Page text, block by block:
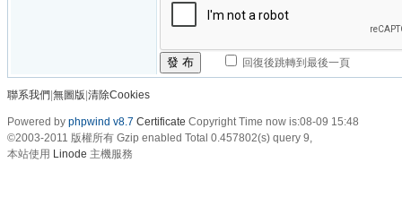
發 布 回復後跳轉到最後一頁
聯系我們 無圖版 清除Cookies
Powered by phpwind v8.7 Certificate Copyright Time now is:08-09 15:48
©2003-2011 版權所有 Gzip enabled Total 0.457802(s) query 9,
本站使用 Linode 主機服務